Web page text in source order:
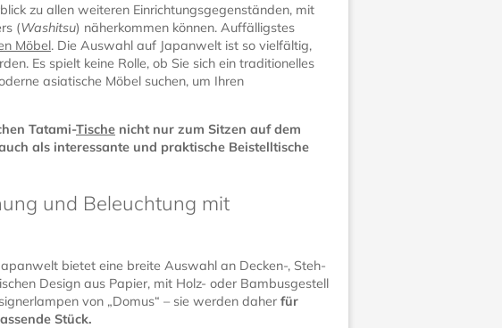
zu allen weiteren Einrichtungsgegenständen, mit
(Washitsu) näherkommen können. Auffälligstes
Möbel. Die Auswahl auf Japanwelt ist so vielfältig,
Es spielt keine Rolle, ob Sie sich ein traditionelles
asiatische Möbel suchen, um Ihren
Tatami-Tische nicht nur zum Sitzen auf dem
als interessante und praktische Beistelltische
und Beleuchtung mit
bietet eine breite Auswahl an Decken-, Steh-
Design aus Papier, mit Holz- oder Bambusgestell
von „Domus“ – sie werden daher für
Stück.